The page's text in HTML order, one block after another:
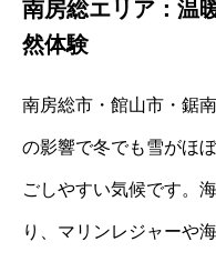
南房総エリア：温
然体験
南房総市・館山市・鋸
の影響で冬でも雪がほ
ごしやすい気候です。
り、マリンレジャーや